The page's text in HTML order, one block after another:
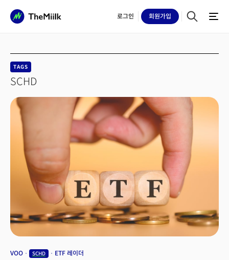
로그인 회원가입
TAGS
SCHD
VOO SCHD ETF 레이더